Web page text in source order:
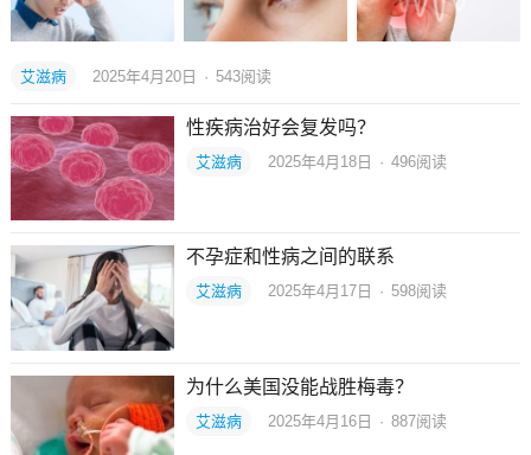
艾滋病 2025年4月20日 · 543阅读
性疾病治好会复发吗？
艾滋病 2025年4月18日 · 496阅读
不孕症和性病之间的联系
艾滋病 2025年4月17日 · 598阅读
为什么美国没能战胜梅毒？
艾滋病 2025年4月16日 · 887阅读